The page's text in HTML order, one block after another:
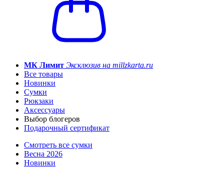
МК Лимит Эксклюзив на millzkarta.ru
Все товары
Новинки
Сумки
Рюкзаки
Аксессуары
Выбор блогеров
Подарочный сертификат
Смотреть все сумки
Весна 2026
Новинки